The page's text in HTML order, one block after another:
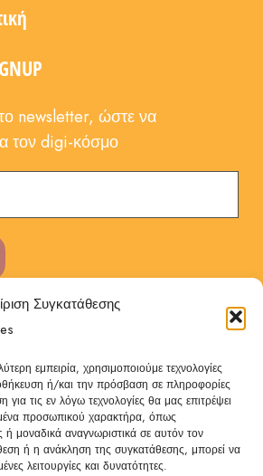
Συγκατάθεσης
εμπειρία, χρησιμοποιούμε τεχνολογίες
ή/και την πρόσβαση σε πληροφορίες
τις εν λόγω τεχνολογίες θα μας επιτρέψει
προσωπικού χαρακτήρα, όπως
μοναδικά αναγνωριστικά σε αυτόν τον
ή η ανάκληση της συγκατάθεσης, μπορεί να
λειτουργίες και δυνατότητες.
newsletter, ώστε να
τον digi-κόσμο
All rights reserved